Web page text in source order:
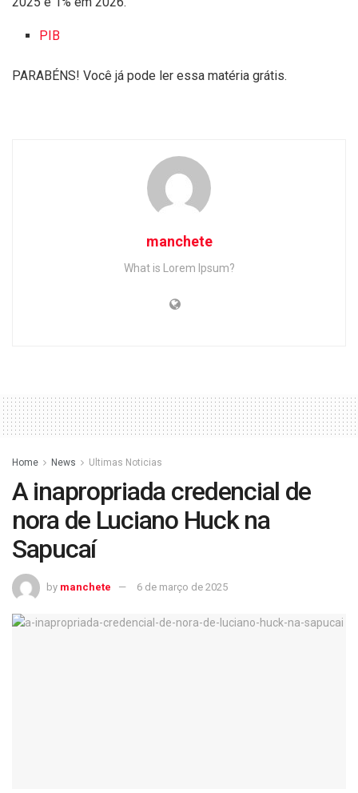
PIB
PARABÉNS! Você já pode ler essa matéria grátis.
manchete
What is Lorem Ipsum?
Home News Ultimas Noticias
A inapropriada credencial de
nora de Luciano Huck na
Sapucaí
by manchete 6 de março de 2025